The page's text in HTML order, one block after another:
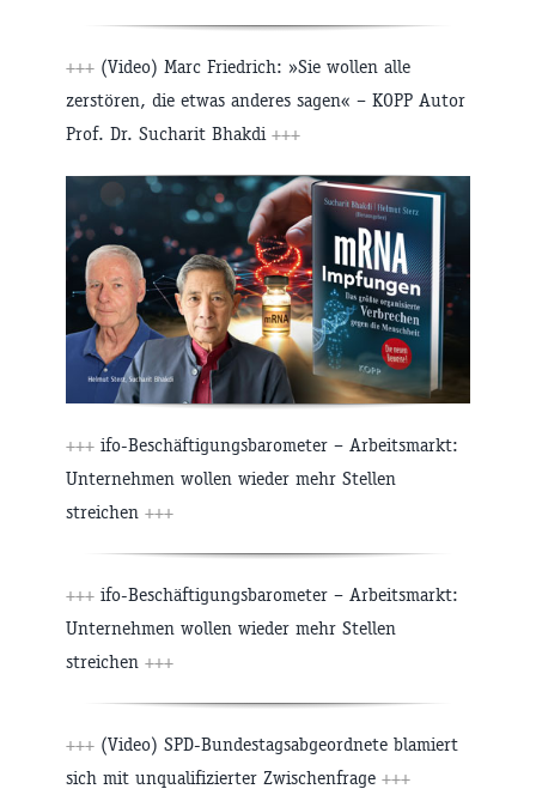
+++ (Video) Marc Friedrich: »Sie wollen alle
zerstören, die etwas anderes sagen« – KOPP Autor
Prof. Dr. Sucharit Bhakdi +++
+++ ifo-Beschäftigungsbarometer – Arbeitsmarkt:
Unternehmen wollen wieder mehr Stellen
streichen +++
+++ ifo-Beschäftigungsbarometer – Arbeitsmarkt:
Unternehmen wollen wieder mehr Stellen
streichen +++
+++ (Video) SPD-Bundestagsabgeordnete blamiert
sich mit unqualifizierter Zwischenfrage +++